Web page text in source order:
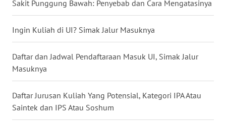
Sakit Punggung Bawah: Penyebab dan Cara Mengatasinya
Ingin Kuliah di UI? Simak Jalur Masuknya
Daftar dan Jadwal Pendaftaraan Masuk UI, Simak Jalur
Masuknya
Daftar Jurusan Kuliah Yang Potensial, Kategori IPA Atau
Saintek dan IPS Atau Soshum
WN
KALTENG
KALTARA
WN
KALSEL